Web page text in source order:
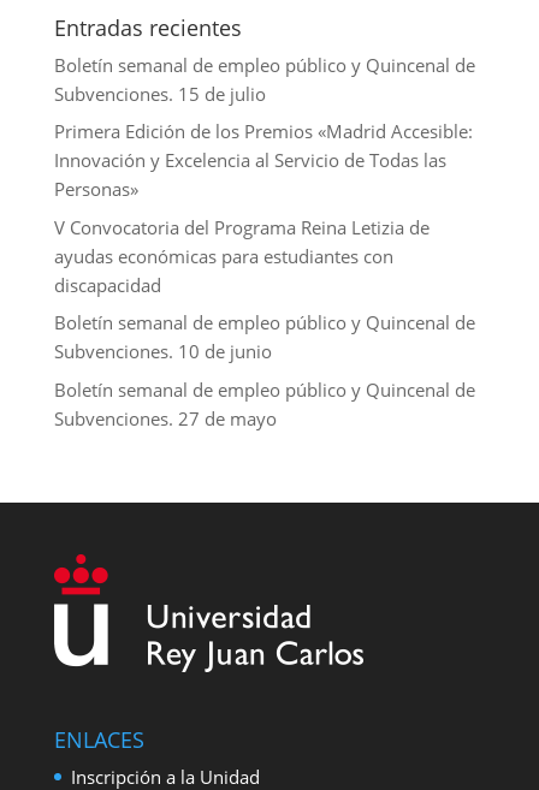
Entradas recientes
Boletín semanal de empleo público y Quincenal de
Subvenciones. 15 de julio
Primera Edición de los Premios «Madrid Accesible:
Innovación y Excelencia al Servicio de Todas las
Personas»
V Convocatoria del Programa Reina Letizia de
ayudas económicas para estudiantes con
discapacidad
Boletín semanal de empleo público y Quincenal de
Subvenciones. 10 de junio
Boletín semanal de empleo público y Quincenal de
Subvenciones. 27 de mayo
ENLACES
Inscripción a la Unidad